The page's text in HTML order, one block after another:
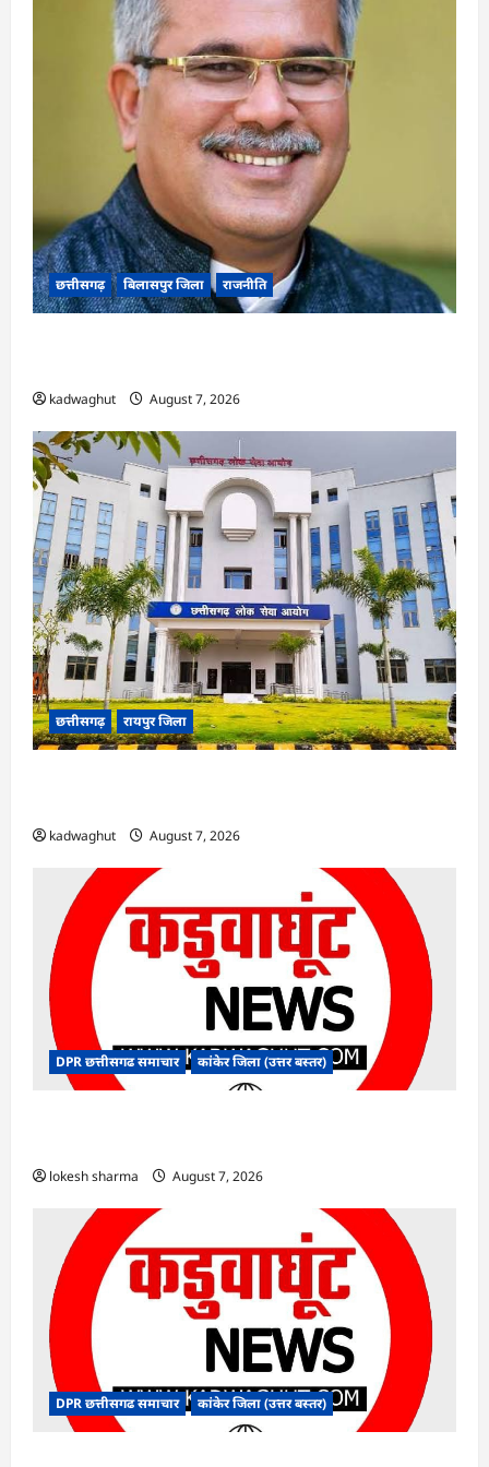
छत्तीसगढ़ बिलासपुर जिला राजनीति
kadwaghut August 7, 2026
छत्तीसगढ़ रायपुर जिला
kadwaghut August 7, 2026
DPR छत्तीसगढ समाचार कांकेर जिला (उत्तर बस्तर)
lokesh sharma August 7, 2026
DPR छत्तीसगढ समाचार कांकेर जिला (उत्तर बस्तर)